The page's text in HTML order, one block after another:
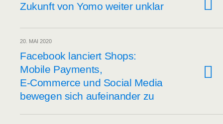
Zukunft von Yomo wei­ter unklar
20. MAI 2020
Face­book lan­ciert Shops:
Mobi­le Pay­ments,
E‑Commerce und Social Media
bewe­gen sich auf­ein­an­der zu